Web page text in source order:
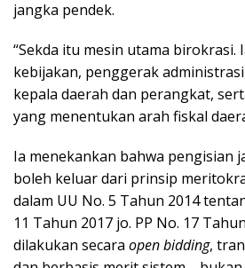
jangka pendek.
“Sekda itu mesin utama
kebijakan, penggerak
kepala daerah dan perangkat,
yang menentukan arah fiskal
Ia menekankan bahwa pengisian
boleh keluar dari prinsip
dalam UU No. 5 Tahun 2014
11 Tahun 2017 jo. PP No. 17
dilakukan secara open bidding,